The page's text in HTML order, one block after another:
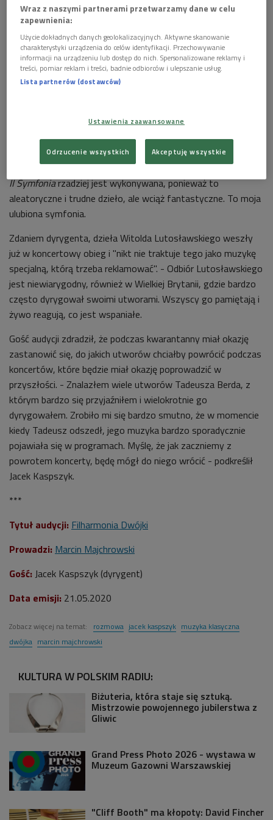
Jacek Kaspszyk wyznał, żeSymfonieWitolda Lutosławskiego
ma właściwie cały czas w swoim repertuarze i dyrygował nimi
niemal na całym świecie. Najczęściej grywana jest III oraz IV. -
II Symfoniarzadziej jest wykonywana, ponieważ to
aleatoryczne i trudne dzieło, ale wciąż fantastyczne. To moja
ulubiona symfonia.
Zdaniem dyrygenta, dzieła Witolda Lutosławskiego weszły
już w koncertowy obieg i "nikt nie traktuje tego jako muzykę
specjalną, którą trzeba reklamować". - Odbiór Lutosławskiego
jest niewiarygodny, również w Wielkiej Brytanii, gdzie bardzo
często dyrygował swoimi utworami. Wszyscy go pamiętają i
żywo reagują, co jest wspaniałe.
Gość audycji zdradził, że podczas kwarantanny miał okazję
zastanowić się, do jakich utworów chciałby powrócić podczas
koncertów, które będzie miał okazję poprowadzić w
przyszłości. - Znalazłem wiele utworów Tadeusza Berda, z
którym bardzo się przyjaźniłem i wielokrotnie go
dyrygowałem. Zrobiło mi się bardzo smutno, że w momencie
kiedy Tadeusz odszedł, jego muzyka bardzo sporadycznie
pojawiała się w programach. Myślę, że jak zaczniemy z
powrotem koncerty, będę mógł do niego wrócić - podkreślił
Jacek Kaspszyk.
***
Tytuł audycji: Filharmonia Dwójki
Prowadzi: Marcin Majchrowski
Gość: Jacek Kaspszyk (dyrygent)
Data emisji: 21.05.2020
Zobacz więcej na temat: rozmowa jacek kaspszyk muzyka klasyczna
dwójka marcin majchrowski
KULTURA W POLSKIM RADIU:
Biżuteria, która staje się sztuką.
Mistrzowie powojennego jubilerstwa z
Gliwic
Grand Press Photo 2026 - wystawa w
Muzeum Gazowni Warszawskiej
"Cliff Booth" ma kłopoty: David Fincher
Wraz z naszymi partnerami przetwarzamy dane w celu
zapewnienia:
Użycie dokładnych danych geolokalizacyjnych. Aktywne skanowanie
charakterystyki urządzenia do celów identyfikacji. Przechowywanie
informacji na urządzeniu lub dostęp do nich. Spersonalizowane reklamy i
treści, pomiar reklam i treści, badnie odbiorców i ulepszanie usług.
Lista partnerów (dostawców)
Ustawienia zaawansowane
Odrzucenie wszystkich Akceptuję wszystkie